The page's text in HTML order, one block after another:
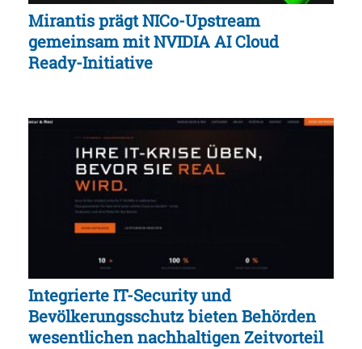
Mirantis prägt NICo-Upstream
gemeinsam mit NVIDIA AI Cloud
Ready-Initiative
Integrierte IT-Security und
Bevölkerungsschutz bieten Behörden
wesentlichen nachhaltigen Zeitvorteil